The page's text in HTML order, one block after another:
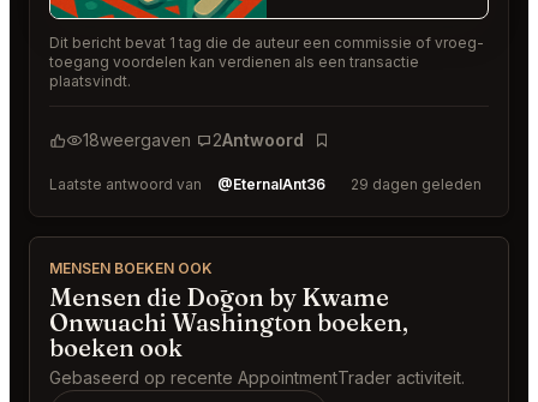
Dit bericht bevat 1 tag die de auteur een commissie of vroeg-
toegang voordelen kan verdienen als een transactie
plaatsvindt.
18weergaven 2Antwoord
Bladwijzer
Laatste antwoord van @EternalAnt36 29 dagen geleden
MENSEN BOEKEN OOK
Mensen die Dōgon by Kwame
Onwuachi Washington boeken,
boeken ook
Gebaseerd op recente AppointmentTrader activiteit.